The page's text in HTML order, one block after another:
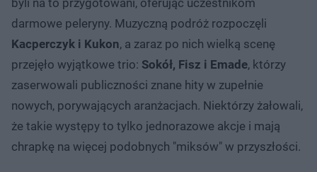
darmowe peleryny. Muzyczną podróż rozpoczęli
Kacperczyk i Kukon, a zaraz po nich wielką scenę
przejęło wyjątkowe trio: Sokół, Fisz i Emade, którzy
zaserwowali publiczności znane hity w zupełnie
nowych, porywających aranżacjach. Niektórzy żałowali,
że takie występy to tylko jednorazowe akcje i mają
chrapkę na więcej podobnych "miksów" w przyszłości.